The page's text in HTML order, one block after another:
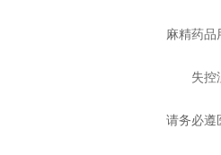
麻精药品
失控
请务必遵